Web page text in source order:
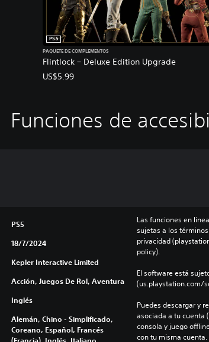
Flintlock – Deluxe Edition Upgrade
PS5
PAQUETE DE COMPLEMENTOS
US$5.99
Funciones de
PS5
18/7/2024
Kepler Interactive Limited
Acción, Juegos De Rol, Aventura
Inglés
Alemán, Chino - Simplificado,
Coreano, Español, Francés
(Francia), Inglés, Italiano,
Las funciones en
sujetas a los
privacidad
policy).
El software está
(us.playstation.com/
Puedes descargar y
asociada a tu cuenta
consola y juego
con tu misma cuenta.